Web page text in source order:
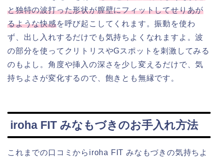
と独特の波打った形状が膣壁にフィットしてせりあが
るような快感を呼び起こしてくれます。振動を使わ
ず、出し入れするだけでも気持ちよくなれますよ。波
の部分を使ってクリトリスやGスポットを刺激してみる
のもよし。角度や挿入の深さを少し変えるだけで、気
持ちよさが変化するので、飽きとも無縁です。
iroha FIT みなもづきのお手入れ方法
これまでの口コミからiroha FIT みなもづきの気持ちよ